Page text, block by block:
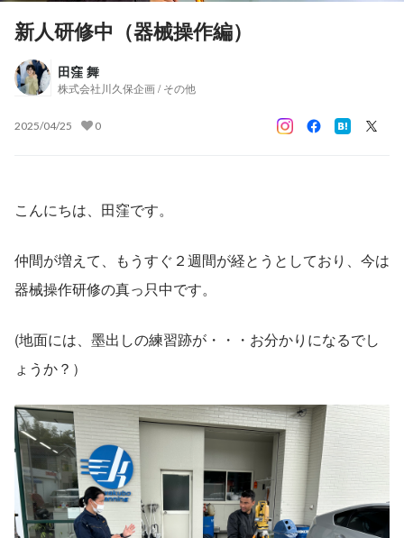
新人研修中（器械操作編）
田窪 舞
株式会社川久保企画 / その他
2025/04/25 0
こんにちは、田窪です。
仲間が増えて、もうすぐ２週間が経とうとしており、今は
器械操作研修の真っ只中です。
(地面には、墨出しの練習跡が・・・お分かりになるでし
ょうか？）